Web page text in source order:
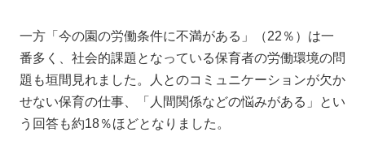
一方「今の園の労働条件に不満がある」（22％）は一
番多く、社会的課題となっている保育者の労働環境の問
題も垣間見れました。人とのコミュニケーションが欠か
せない保育の仕事、「人間関係などの悩みがある」とい
う回答も約18％ほどとなりました。